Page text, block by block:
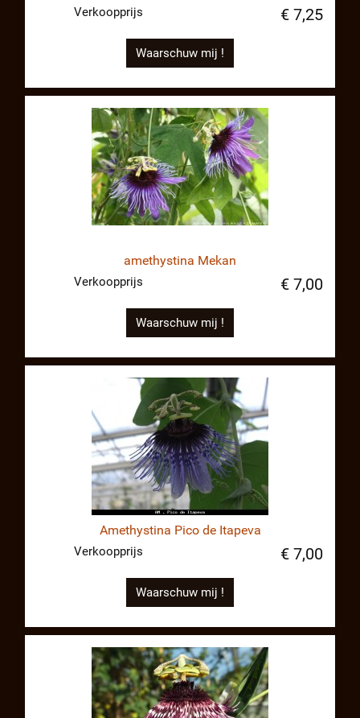
Verkoopprijs € 7,25
Waarschuw mij !
amethystina Mekan
Verkoopprijs € 7,00
Waarschuw mij !
Amethystina Pico de Itapeva
Verkoopprijs € 7,00
Waarschuw mij !